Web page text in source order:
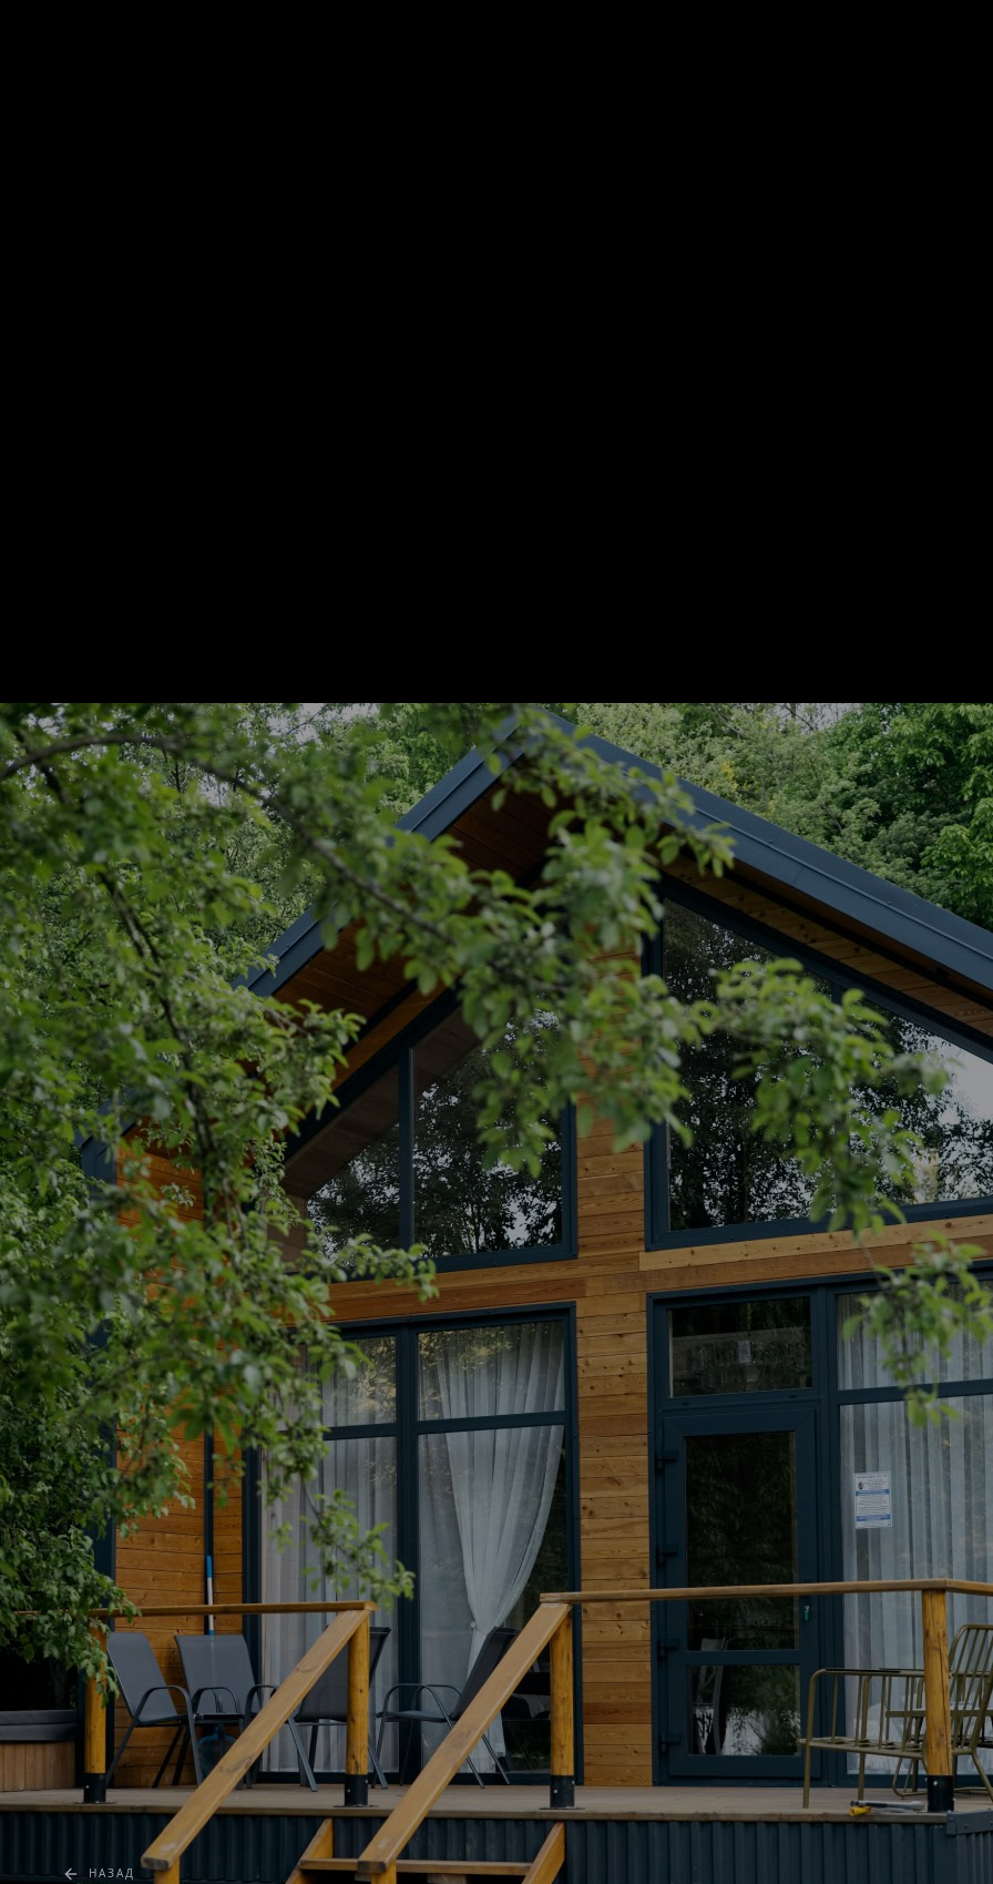
ГЛАВНАЯ
О ПРОЕКТЕ
ПРИВИЛЕГИИ
ЖУРНАЛ
НАЗАД